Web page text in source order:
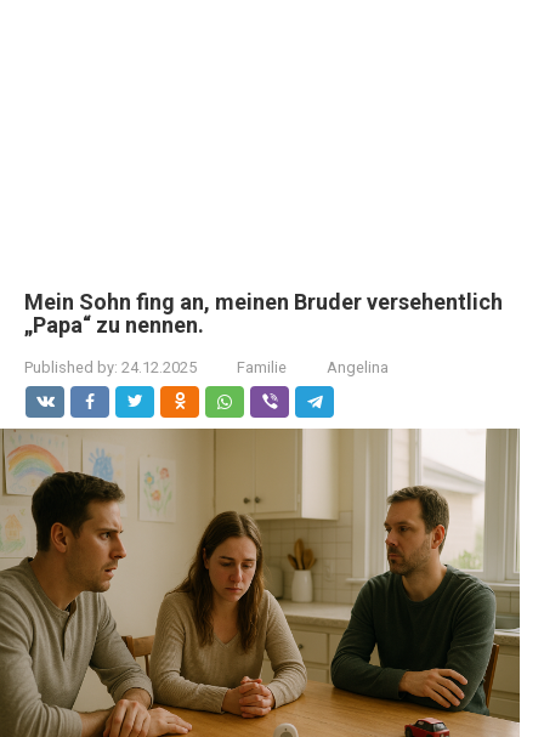
Mein Sohn fing an, meinen Bruder versehentlich
„Papa“ zu nennen.
Published by: 24.12.2025 Familie Angelina